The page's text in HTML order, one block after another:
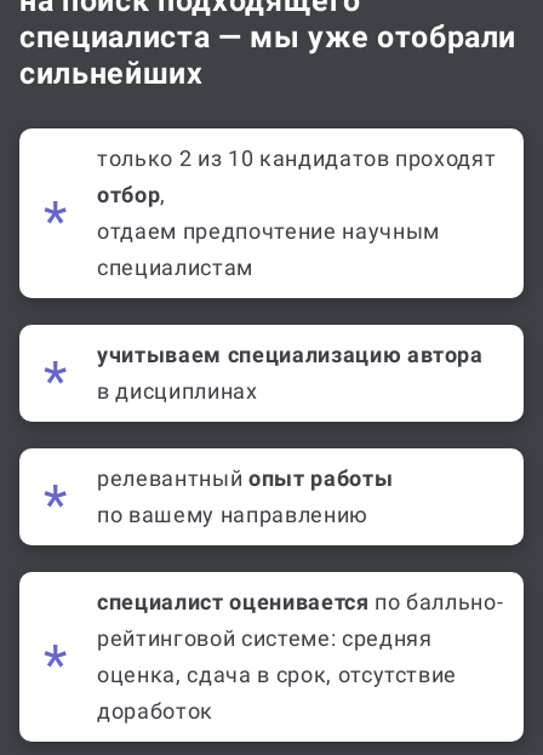
специалиста — мы уже отобрали
сильнейших
только 2 из 10 кандидатов проходят
отбор,
отдаем предпочтение научным
специалистам
учитываем специализацию автора
в дисциплинах
релевантный опыт работы
по вашему направлению
специалист оценивается по балльно-
рейтинговой системе: средняя
оценка, сдача в срок, отсутствие
доработок